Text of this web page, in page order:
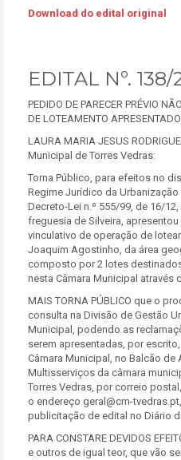
Download do edital original
EDITAL Nº. 138/
PEDIDO DE PARECER PRÉVIO
DE LOTEAMENTO
LAURA MARIA JESUS
Municipal de Torres Vedras:
Torna Público, para efeitos no
Regime Jurídico da
Decreto-Lei n.º 555/99, de 16/
freguesia de Silveira,
vinculativo de operação de
Joaquim Agostinho, da área
composto por 2 lotes
nesta Câmara Municipal
MAIS TORNA PÚBLICO que o
consulta na Divisão de Gestão
Municipal, podendo as
serem apresentadas, por
Câmara Municipal, no Balcão
Multisserviços da câmara
Torres Vedras, por correio
o endereço geral@cm-
publicitação de edital no Diário
PARA CONSTARE DEVIDOS
e outros de igual teor, que vão